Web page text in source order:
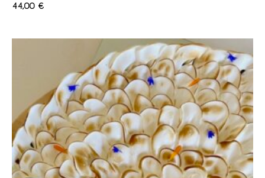
44,00 €